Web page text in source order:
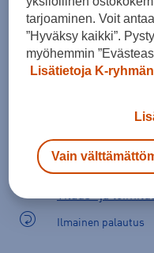
Tarkista saatavuus ja
Verkkokauppa:
Valitse koko
Arvioitu
Tilaus- ja
Ilmainen palautus
tarjoaminen. Voit
”Hyväksy kaikki”.
myöhemmin
Lisätietoja K-
Vain